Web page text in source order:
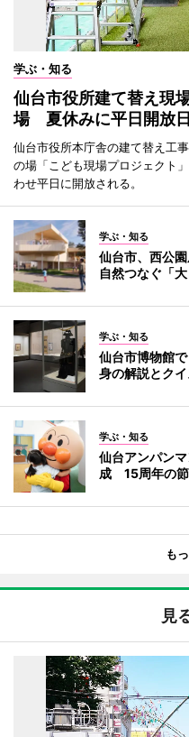
学ぶ・知る
仙台市役所建て替え現
場 夏休みに平日開放日
仙台市役所本庁舎の建て替え工
の場「こども現場プロジェクト
わせ平日に開放される。
学ぶ・知る
仙台市、西公
自然つなぐ「
学ぶ・知る
仙台市博物館
身の解説とク
学ぶ・知る
仙台アンパン
成 15周年の節
も
見